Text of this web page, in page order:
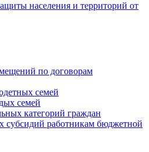
населения и территорий от
по договорам
семей
семей
категорий граждан
работникам бюджетной